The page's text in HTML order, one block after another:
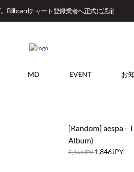
Billboardチャート登録業者へ正式に認定
MD EVENT お
[Random] aespa -
Album)
2,161JPY1,846JPY